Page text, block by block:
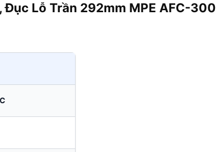
Đục Lỗ Trần 292mm MPE AFC-300